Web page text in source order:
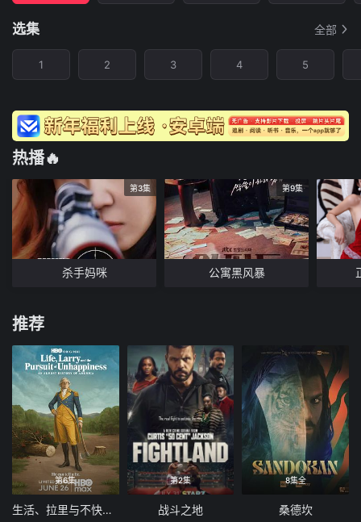
选集 全部
1 2 3 4 5
热播🔥
第3集
杀手妈咪
第9集
公寓黑风暴
推荐
第6集
生活、拉里与不快乐的追求：一部美国史
第2集
战斗之地
8集全
桑德坎